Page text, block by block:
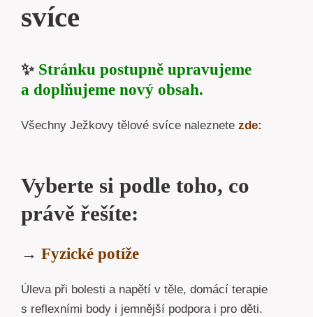
svíce
✨ Stránku postupně upravujeme
a doplňujeme nový obsah.
Všechny Ježkovy tělové svíce naleznete zde:
Vyberte si podle toho, co
právě řešíte:
→ Fyzické potíže
Úleva při bolesti a napětí v těle, domácí terapie
s reflexními body i jemnější podpora i pro děti.